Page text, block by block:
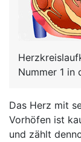
Nummer 1 in
Das Herz mit
Vorhöfen ist
und zählt